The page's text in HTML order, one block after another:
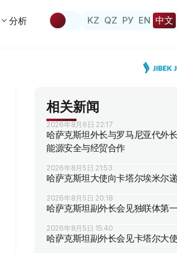
分析 KZ QZ РУ EN 中文
相关新闻
2026年8月6日 22:17
哈萨克斯坦外长与罗马尼亚代外
能源安全与经贸合作
2026年8月5日 21:53
哈萨克斯坦大使向卡塔尔埃米尔
2026年8月5日 20:18
哈萨克斯坦副外长会见独联体第
2026年8月5日 15:40
哈萨克斯坦副外长会见卡塔尔大使